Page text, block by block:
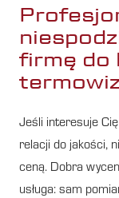
firmę do
Jeśli interesuje Cię
relacji do jakości,
ceną. Dobra
usługa: sam